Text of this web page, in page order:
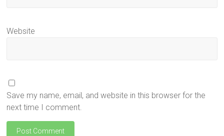
Website
Save my name, email, and website in this browser for the
next time I comment.